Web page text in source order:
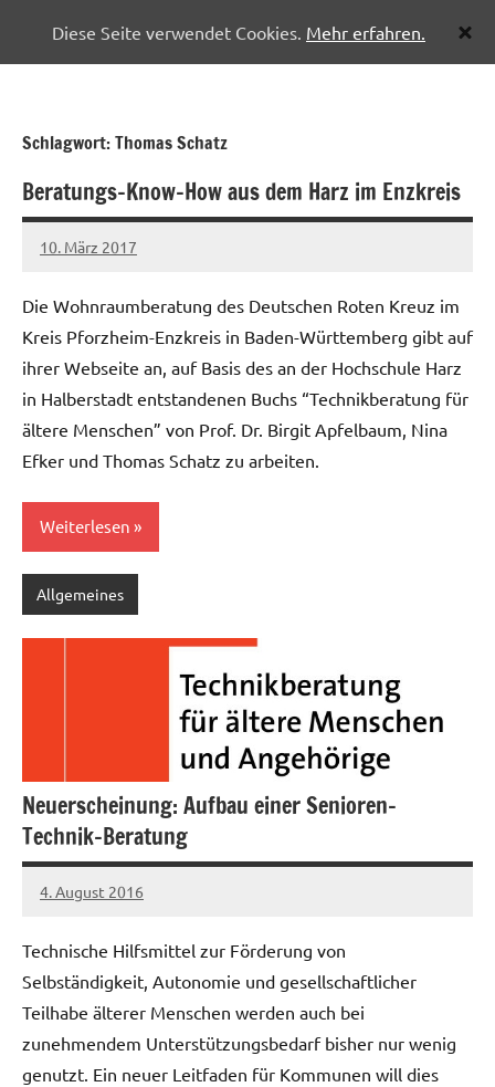
springen
Halberstadt
Schlagwort:Thomas Schatz
Beratungs-Know-How aus dem Harz im Enzkreis
10. März 2017
Christian
Die Wohnraumberatung des Deutschen Roten Kreuz im
Kreis Pforzheim-Enzkreis in Baden-Württemberg gibt auf
ihrer Webseite an, auf Basis des an der Hochschule Harz
in Halberstadt entstandenen Buchs “Technikberatung für
ältere Menschen” von Prof. Dr. Birgit Apfelbaum, Nina
Efker und Thomas Schatz zu arbeiten.
Weiterlesen
Allgemeines
Neuerscheinung: Aufbau einer Senioren-
Technik-Beratung
4. August 2016
Christian
Technische Hilfsmittel zur Förderung von
Selbständigkeit, Autonomie und gesellschaftlicher
Teilhabe älterer Menschen werden auch bei
zunehmendem Unterstützungsbedarf bisher nur wenig
genutzt. Ein neuer Leitfaden für Kommunen will dies
Diese Seite verwendet Cookies. Mehr erfahren.